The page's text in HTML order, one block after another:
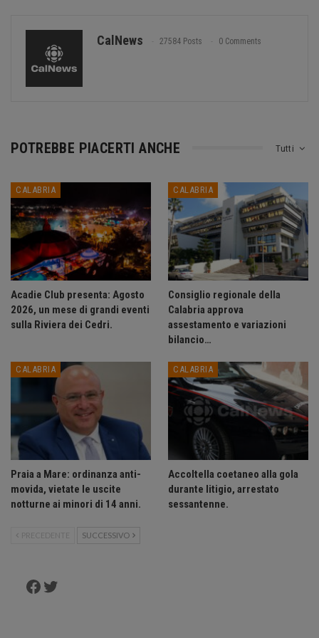
CalNews 27584 Posts 0 Comments
Tutti
POTREBBE PIACERTI ANCHE
CALABRIA
Acadie Club presenta: Agosto
2026, un mese di grandi eventi
sulla Riviera dei Cedri.
CALABRIA
Consiglio regionale della
Calabria approva
assestamento e variazioni
bilancio…
CALABRIA
Praia a Mare: ordinanza anti-
movida, vietate le uscite
notturne ai minori di 14 anni.
CALABRIA
Accoltella coetaneo alla gola
durante litigio, arrestato
sessantenne.
PRECEDENTE SUCCESSIVO
Facebook
Twitter